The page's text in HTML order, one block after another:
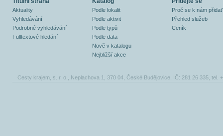
Aktuality
Vyhledávání
Podrobné vyhledávání
Fulltextové hledání
Podle lokalit
Podle aktivit
Podle typů
Podle data
Nově v katalogu
Nejbližší akce
Proč se k nám
Přehled služeb
Ceník
Cesty krajem, s. r. o., Neplachova 1, 370 04, České Budějovice, IČ: 281 26 335, tel.